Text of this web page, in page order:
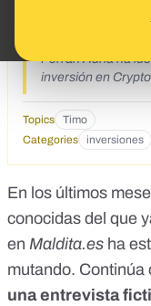
Corazón a
Ferran Adrià ha
inversión en
Topics Timo
Categories
inversiones
En los últimos
conocidas del que
en Maldita.es ha
mutando. Continúa
una entrevista